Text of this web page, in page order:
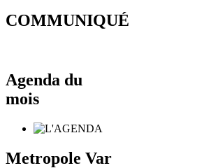
COMMUNIQUÉ
Agenda du
mois
Metropole Var